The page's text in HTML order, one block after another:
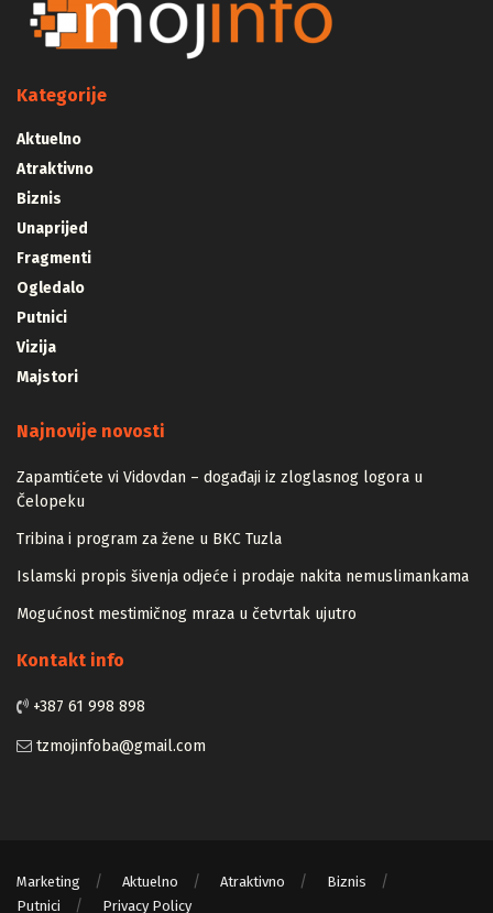
Kategorije
Aktuelno
Atraktivno
Biznis
Unaprijed
Fragmenti
Ogledalo
Putnici
Vizija
Majstori
Najnovije novosti
Zapamtićete vi Vidovdan – događaji iz zloglasnog logora u
Čelopeku
Tribina i program za žene u BKC Tuzla
Islamski propis šivenja odjeće i prodaje nakita nemuslimankama
Mogućnost mestimičnog mraza u četvrtak ujutro
Kontakt info
+387 61 998 898
tzmojinfoba@gmail.com
Marketing Aktuelno Atraktivno
Biznis
Putnici
Privacy Policy